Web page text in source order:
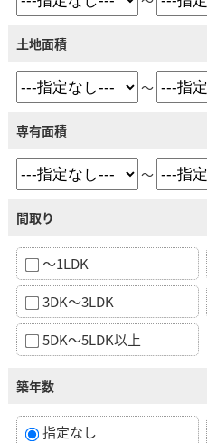
土地面積
～
専有面積
～
間取り
～1LDK
3DK～3LDK
5DK～5LDK以上
築年数
指定なし